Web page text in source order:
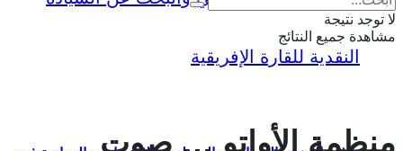
لا توجد نتيجة
مشاهدة جميع النتائج
منظمة الأواتو … صوت